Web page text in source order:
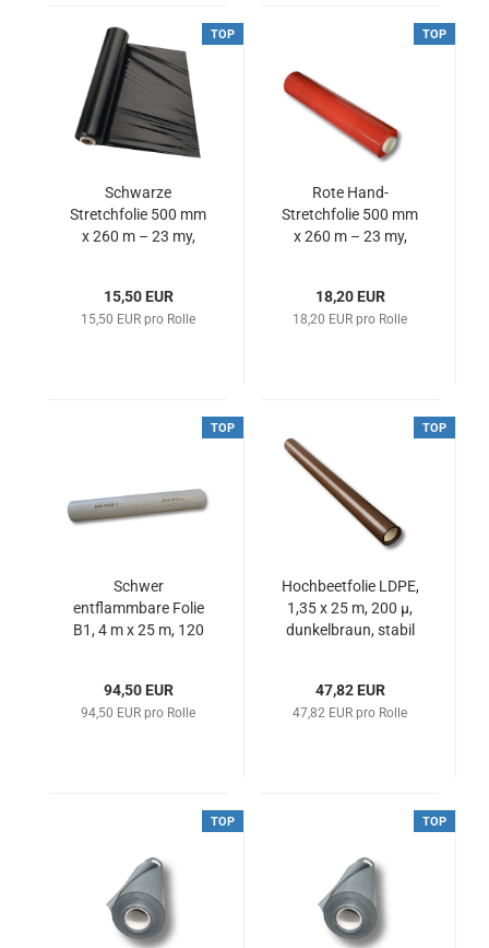
TOP
Schwarze
Stretchfolie 500 mm
x 260 m – 23 my,
15,50 EUR
15,50 EUR pro Rolle
TOP
Rote Hand-
Stretchfolie 500 mm
x 260 m – 23 my,
18,20 EUR
18,20 EUR pro Rolle
TOP
Schwer
entflammbare Folie
B1, 4 m x 25 m, 120
94,50 EUR
94,50 EUR pro Rolle
TOP
Hochbeetfolie LDPE,
1,35 x 25 m, 200 µ,
dunkelbraun, stabil
47,82 EUR
47,82 EUR pro Rolle
TOP TOP